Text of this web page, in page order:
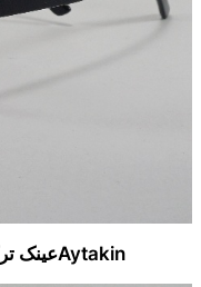
Aytakinعینک ترک برند آیتکین مدلA2141c2